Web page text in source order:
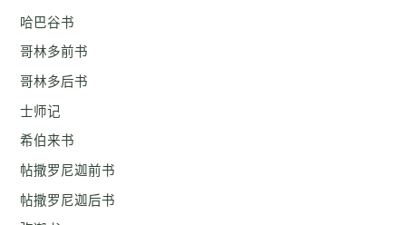
哈巴谷书
哥林多前书
哥林多后书
士师记
希伯来书
帖撒罗尼迦前书
帖撒罗尼迦后书